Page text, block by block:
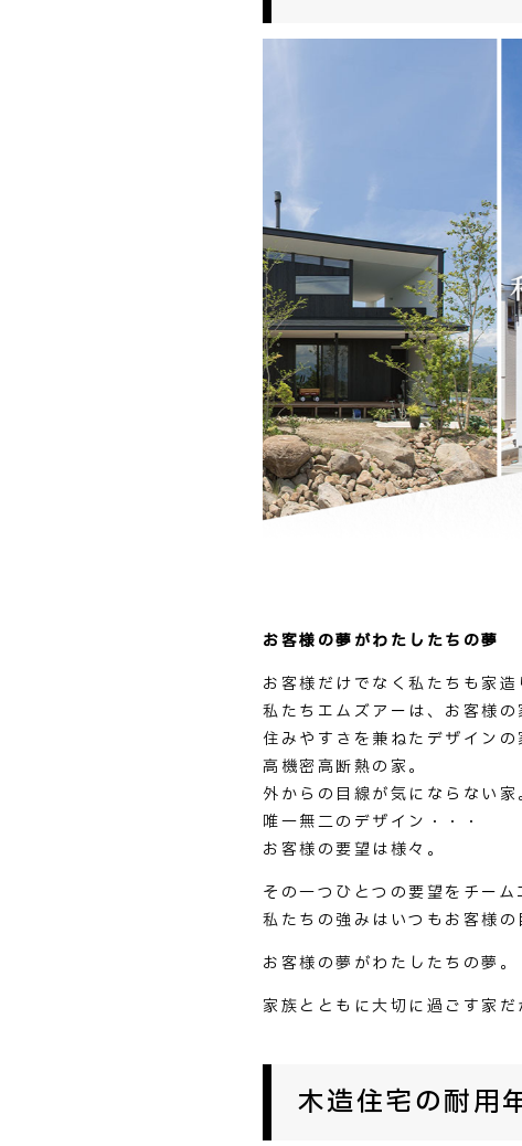
お客様の夢がわたしたちの夢
お客様だけでなく私たちも家造
私たちエムズアーは、お客様の
住みやすさを兼ねたデザインの
高機密高断熱の家。
外からの目線が気にならない家
唯一無二のデザイン・・・
お客様の要望は様々。
その一つひとつの要望をチーム
私たちの強みはいつもお客様の
お客様の夢がわたしたちの夢。
家族とともに大切に過ごす家
木造住宅の耐用